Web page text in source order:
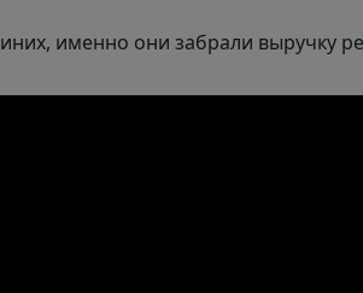
именно они забрали выручку